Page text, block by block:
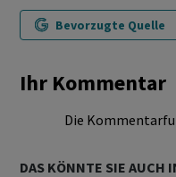
Bevorzugte Quelle
Ihr Kommentar
Die
DAS KÖNNTE SIE AUCH